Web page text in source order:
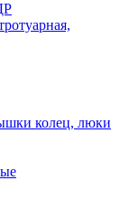
колец, люки